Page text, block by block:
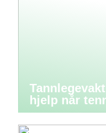
hjelp når